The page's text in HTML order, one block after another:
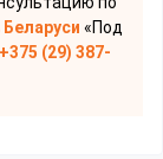
Беларуси «Под
+375 (29) 387-